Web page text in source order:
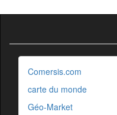
Comersis.com
carte du monde
Géo-Market